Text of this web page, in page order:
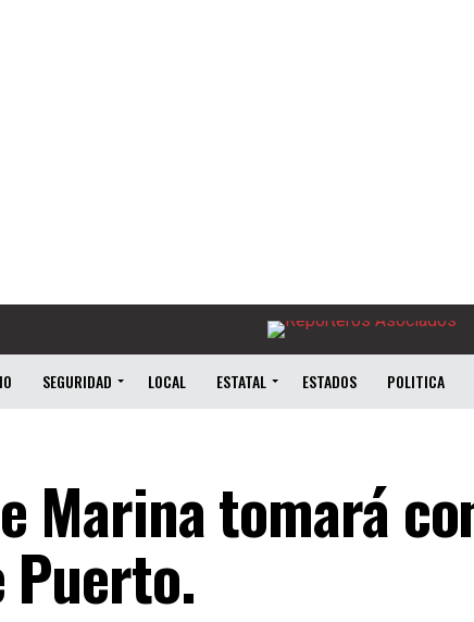
SEGURIDAD LOCAL ESTATAL ESTADOS POLITICA
Marina tomará
Puerto.